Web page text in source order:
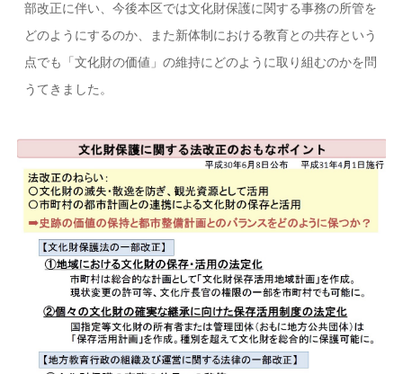
部改正に伴い、今後本区では文化財保護に関する事務の所管を
どのようにするのか、また新体制における教育との共存という
点でも「文化財の価値」の維持にどのように取り組むのかを問
うてきました。